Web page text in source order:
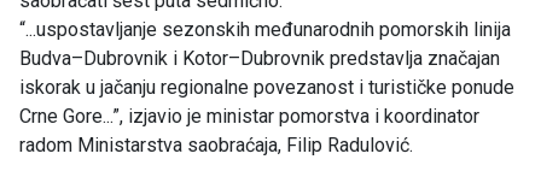
“...uspostavljanje sezonskih međunarodnih pomorskih linija
Budva–Dubrovnik i Kotor–Dubrovnik predstavlja značajan
iskorak u jačanju regionalne povezanost i turističke ponude
Crne Gore...”, izjavio je ministar pomorstva i koordinator
radom Ministarstva saobraćaja, Filip Radulović.